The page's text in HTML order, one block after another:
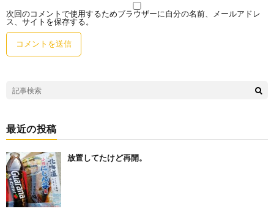
次回のコメントで使用するためブラウザーに自分の名前、メールアドレ
ス、サイトを保存する。
最近の投稿
放置してたけど再開。